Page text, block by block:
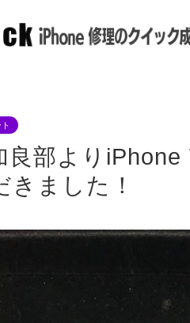
良部より
きました！